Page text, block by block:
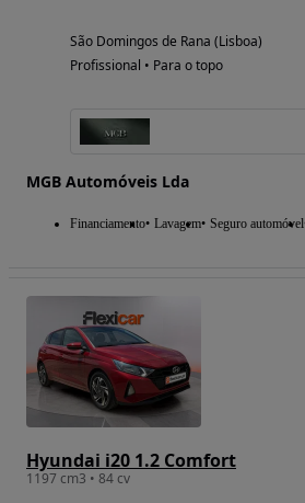
São Domingos de Rana (Lisboa)
Profissional • Para o topo
MGB Automóveis Lda
Financiamento Lavagem Seguro automóvel
Hyundai i20 1.2 Comfort
1197 cm3 • 84 cv